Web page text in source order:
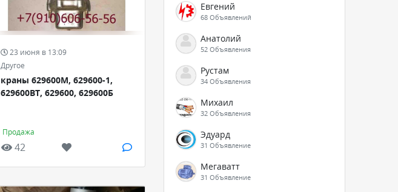
23 июня в 13:09
Другое
краны 629600М, 629600-1,
629600ВТ, 629600, 629600Б
Продажа
42
Евгений
68 Объявлений
Анатолий
52 Объявления
Рустам
34 Объявления
Михаил
32 Объявления
Эдуард
31 Объявление
Мегаватт
31 Объявление